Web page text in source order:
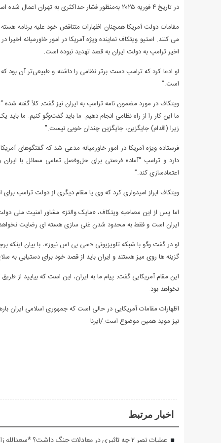
در تاریخ ۴ فوریه ۲۰۲۵ به‌منظور فشار حداکثری به تهران اعمال شده است.
مقامات دولت آمریکا همچنان اظهارات متناقض خود علیه برنامه
می کنند. استیو ویتکاف نماینده ویژه آمریکا در امور خاورمیانه
اخیر ترامپ به دولت ایران به‌ قصد تهدید نبوده است.
او ادعا کرد که ترامپ دست برتر نظامی را داشته و طبیعی‌تر آن بود
است.”
ویتکاف در مورد مضمون نامه ترامپ به ایران نیز گفت: کلاً گفته
ما این کار را از راه نظامی انجام دهیم. ما باید گفت‌وگو کنیم. ما
زیرا (اقدام) جایگزین، جایگزین چندان خوبی نیست.”
فرستاده ویژه آمریکا در امور خاورمیانه مدعی شد که گفتگوهای
دارد و ترامپ “آماده فرصتی برای حل‌وفصل تمامی مسائل با
اعتمادسازی کند.”
ویتکاف ابراز امیدواری کرد که وی یا مقام دیگری از دولت ترامپ
اما پس از این مصاحبه ویتکاف، «مایک والتز» مشاور امنیت ملی
ایران است و فقط به محدود شدن غنی سازی هسته ای رضایت
او در گفت وگو با شبکه تلویزیونی «سی بی اس نیوز»، با بیان اینکه
گزینه ها روی میز هستند و ایران باید از قصد خود برای دستیابی به
این مقام آمریکایی گفت: پیام ما به ایران، این است که بیایید از
نخواهد بود.
اظهارات مقامات آمریکایی در حالی است که جمهوری اسلامی ایران
نیز موید همین موضوع است./ایرنا
اخبار مرتبط